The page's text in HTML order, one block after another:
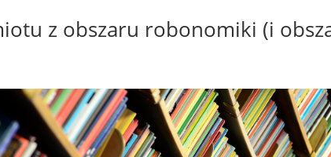
z obszaru robonomiki (i